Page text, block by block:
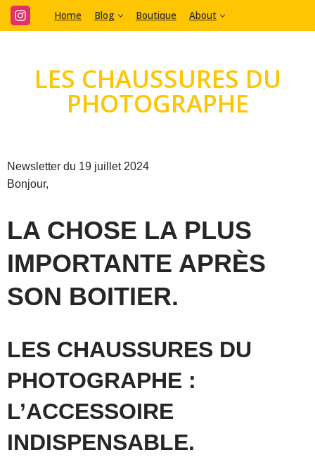
contenu
Home Blog Boutique About
LES CHAUSSURES DU
PHOTOGRAPHE
Newsletter du 19 juillet 2024
Bonjour,
LA CHOSE LA PLUS
IMPORTANTE APRÈS
SON BOITIER.
LES CHAUSSURES DU
PHOTOGRAPHE :
L’ACCESSOIRE
INDISPENSABLE.